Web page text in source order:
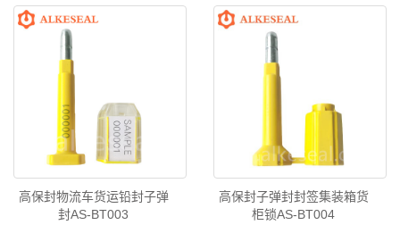
高保封物流车货运铅封子弹
封AS-BT003
高保封子弹封封签集装箱货
柜锁AS-BT004